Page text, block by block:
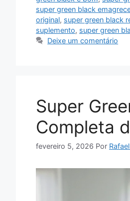
super green black
original, super green black
suplemento, super green
Deixe um comentário
Super
Completa
fevereiro 5, 2026 Por